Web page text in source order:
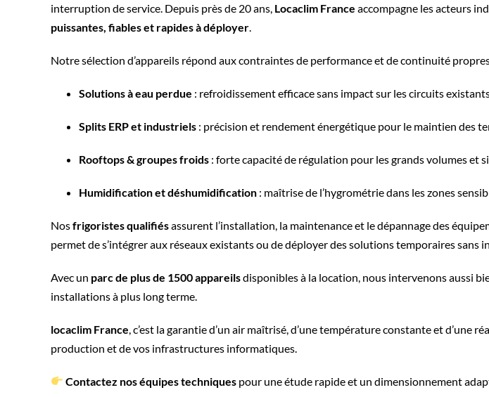
interruption de service. Depuis près de 20 ans, Locaclim France accompagne les acteurs
puissantes, fiables et rapides à déployer.
Notre sélection d’appareils répond aux contraintes de performance et de continuité propres
Solutions à eau perdue : refroidissement efficace sans impact sur les circuits
Splits ERP et industriels: précision et rendement énergétique pour le maintien des
Rooftops & groupes froids: forte capacité de régulation pour les grands volumes et
Humidification et déshumidification: maîtrise de l’hygrométrie dans les zones
Nosfrigoristes qualifiésassurent l’installation, la maintenance et le dépannage des
permet de s’intégrer aux réseaux existants ou de déployer des solutions temporaires sans
Avec un parc de plus de 1500 appareilsdisponibles à la location, nous intervenons aussi
installations à plus long terme.
locaclim France , c’est la garantie d’un air maîtrisé, d’une température constante et
production et de vos infrastructures informatiques.
Contactez nos équipes techniques pour une étude rapide et un dimensionnement